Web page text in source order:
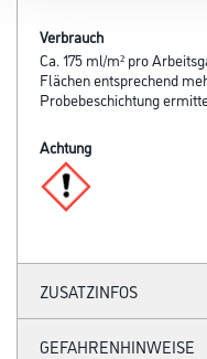
Verbrauch
Ca. 175 ml/m² pro
Flächen entsprechend
Probebeschichtung
Achtung
ZUSATZINFOS
GEFAHRENHINWEISE